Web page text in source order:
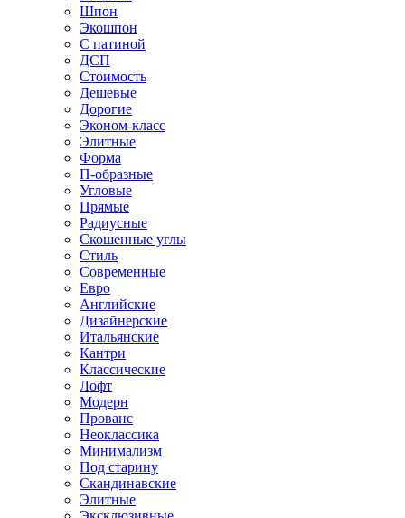
Шпон
Экошпон
С патиной
ДСП
Стоимость
Дешевые
Дорогие
Эконом-класс
Элитные
Форма
П-образные
Угловые
Прямые
Радиусные
Скошенные углы
Стиль
Современные
Евро
Английские
Дизайнерские
Итальянские
Кантри
Классические
Лофт
Модерн
Прованс
Неоклассика
Минимализм
Под старину
Скандинавские
Элитные